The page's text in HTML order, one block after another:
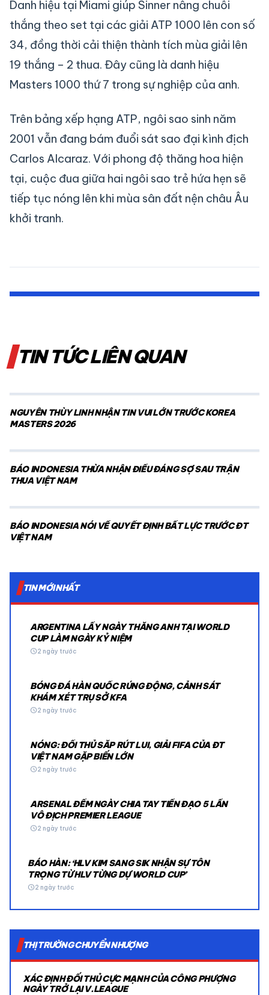
Danh hiệu tại Miami giúp Sinner nâng chuỗi
thắng theo set tại các giải ATP 1000 lên con số
34, đồng thời cải thiện thành tích mùa giải lên
19 thắng – 2 thua. Đây cũng là danh hiệu
Masters 1000 thứ 7 trong sự nghiệp của anh.
Trên bảng xếp hạng ATP, ngôi sao sinh năm
2001 vẫn đang bám đuổi sát sao đại kình địch
Carlos Alcaraz. Với phong độ thăng hoa hiện
tại, cuộc đua giữa hai ngôi sao trẻ hứa hẹn sẽ
tiếp tục nóng lên khi mùa sân đất nện châu Âu
khởi tranh.
TIN TỨC LIÊN QUAN
NGUYỄN THÙY LINH NHẬN TIN VUI LỚN TRƯỚC KOREA
MASTERS 2026
BÁO INDONESIA THỪA NHẬN ĐIỀU ĐÁNG SỢ SAU TRẬN
THUA VIỆT NAM
BÁO INDONESIA NÓI VỀ QUYẾT ĐỊNH BẤT LỰC TRƯỚC ĐT
VIỆT NAM
TIN MỚI NHẤT
ARGENTINA LẤY NGÀY THẮNG ANH TẠI WORLD
CUP LÀM NGÀY KỶ NIỆM
schedule2 ngày trước
BÓNG ĐÁ HÀN QUỐC RÚNG ĐỘNG, CẢNH SÁT
KHÁM XÉT TRỤ SỞ KFA
schedule2 ngày trước
NÓNG: ĐỐI THỦ SẮP RÚT LUI, GIẢI FIFA CỦA ĐT
VIỆT NAM GẶP BIẾN LỚN
schedule2 ngày trước
ARSENAL ĐẾM NGÀY CHIA TAY TIỀN ĐẠO 5 LẦN
VÔ ĐỊCH PREMIER LEAGUE
schedule2 ngày trước
BÁO HÀN: ‘HLV KIM SANG SIK NHẬN SỰ TÔN
TRỌNG TỪ HLV TỪNG DỰ WORLD CUP’
schedule2 ngày trước
THỊ TRƯỜNG CHUYỂN NHƯỢNG
XÁC ĐỊNH ĐỐI THỦ CỰC MẠNH CỦA CÔNG PHƯỢNG
NGÀY TRỞ LẠI V.LEAGUE